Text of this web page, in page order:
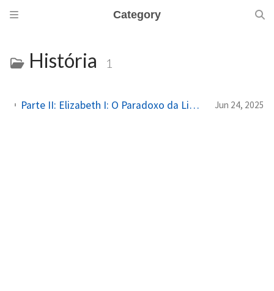
Category
História 1
Parte II: Elizabeth I: O Paradoxo da Liderança Feminina em um Mundo de Homens Jun 24, 2025